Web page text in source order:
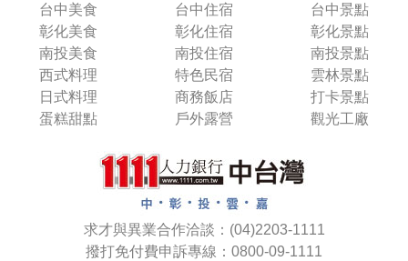
台中美食
彰化美食
南投美食
西式料理
日式料理
蛋糕甜點
台中住宿
彰化住宿
南投住宿
特色民宿
商務飯店
戶外露營
台中景點
彰化景點
南投景點
雲林景點
打卡景點
觀光工廠
求才與異業合作洽談：(04)2203-1111
撥打免付費申訴專線：0800-09-1111